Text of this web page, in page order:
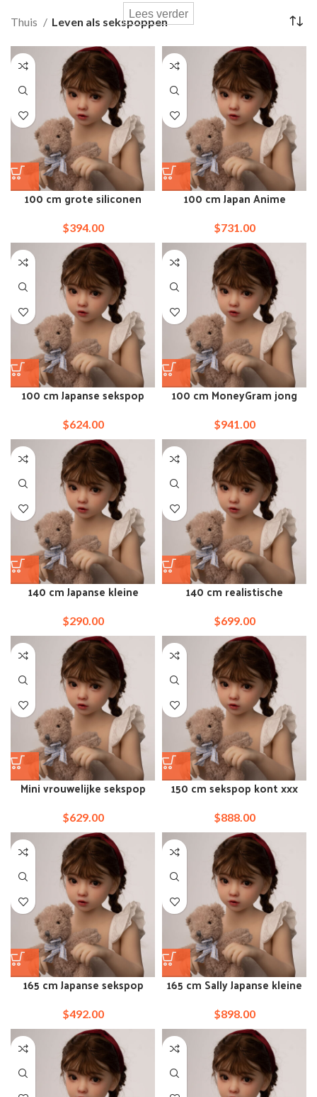
Lees verder
Thuis Leven als sekspoppen
100 cm grote siliconen
formaat
$394.00
100 cm Japan Anime
$731.00
100 cm Japanse sekspop
$624.00
100 cm MoneyGram jong
geneukt
$941.00
140 cm Japanse kleine
platte borst
$290.00
140 cm realistische
2015
$699.00
Mini vrouwelijke sekspop
$629.00
150 cm sekspop kont xxx
$888.00
165 cm Japanse sekspop
vrouwen
$492.00
165 cm Sally Japanse kleine
$898.00